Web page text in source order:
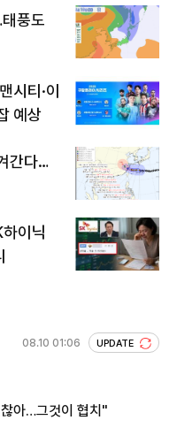
풍도
시티·이
예상
간다…
이닉
08.10 01:06 UPDATE
아…그것이 협치"